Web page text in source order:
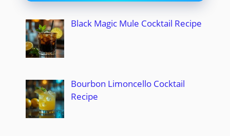
Black Magic Mule Cocktail Recipe
Bourbon Limoncello Cocktail
Recipe